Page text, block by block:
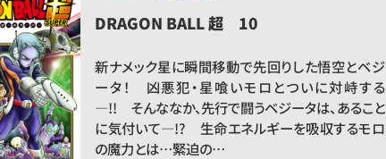
DRAGON BALL 超 10
新ナメック星に瞬間移動で先回りした悟空とベジ
ータ！ 凶悪犯・星喰いモロとついに対峙する
―!! そんななか、先行で闘うベジータは、あること
に気付いて―!? 生命エネルギーを吸収するモロ
の魔力とは…緊迫の…